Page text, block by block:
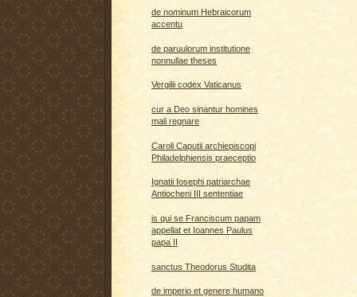
de nominum Hebraicorum
accentu
de paruulorum institutione
nonnullae theses
Vergilii codex Vaticanus
cur a Deo sinantur homines
mali regnare
Caroli Caputii archiepiscopi
Philadelphiensis praeceptio
Ignatii Iosephi patriarchae
Antiocheni III sententiae
is qui se Franciscum papam
appellat et Ioannes Paulus
papa II
sanctus Theodorus Studita
de imperio et genere humano